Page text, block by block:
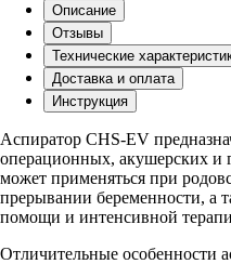
Описание
Отзывы
Технические
Доставка и оплата
Инструкция
Аспиратор CHS-EV
операционных, акушерских и
может применяться при
прерывании беременности, а
помощи и интенсивной
Отличительные особенности